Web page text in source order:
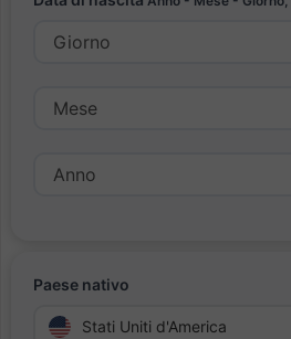
Paese nativo
Stati Uniti d'America